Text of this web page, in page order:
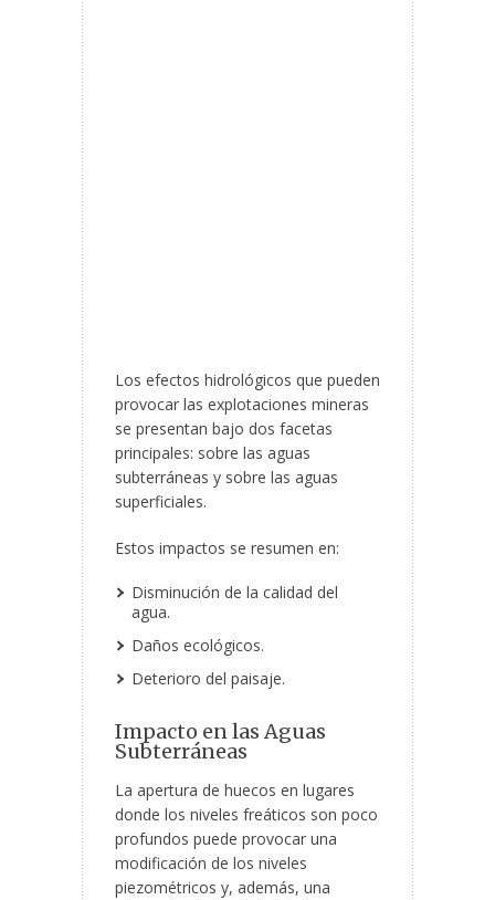
Los efectos hidrológicos que pueden
provocar las explotaciones mineras
se presentan bajo dos facetas
principales: sobre las aguas
subterráneas y sobre las aguas
superficiales.
Estos impactos se resumen en:
Disminución de la calidad del
agua.
Daños ecológicos.
Deterioro del paisaje.
Impacto en las Aguas
Subterráneas
La apertura de huecos en lugares
donde los niveles freáticos son poco
profundos puede provocar una
modificación de los niveles
piezométricos y, además, una